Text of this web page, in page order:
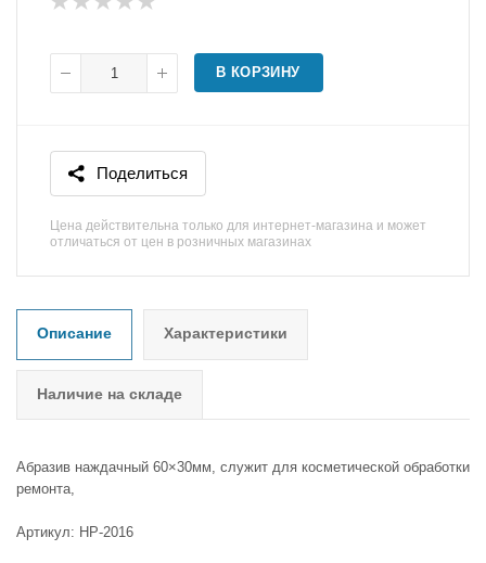
В КОРЗИНУ
Поделиться
Цена действительна только для интернет-магазина и может
отличаться от цен в розничных магазинах
Описание Характеристики
Наличие на складе
Абразив наждачный 60×30мм, служит для косметической обработки
ремонта,
Артикул: HP-2016